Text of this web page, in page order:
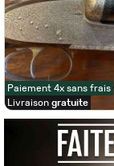
Paiement 4x sans frais
Livraison gratuite